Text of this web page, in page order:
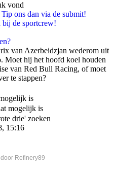
vond
Tip ons dan via de submit!
de sportcrew!
van Azerbeidzjan wederom uit
Moet hij het hoofd koel houden
van Red Bull Racing, of moet
te stappen?
is
mogelijk is
drie' zoeken
15:16
Refinery89